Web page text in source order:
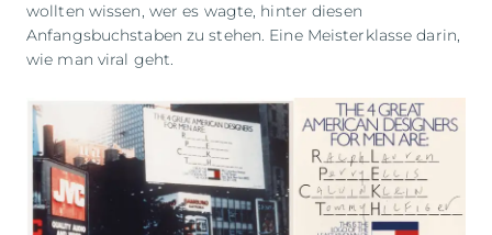
wollten wissen, wer es wagte, hinter diesen
Anfangsbuchstaben zu stehen. Eine Meisterklasse darin,
wie man viral geht.